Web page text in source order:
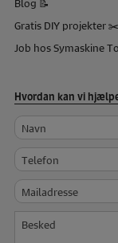
Gratis DIY projekter
Job hos Symaskine
Hvordan kan vi
Navn
Telefon
Mailadresse
Besked